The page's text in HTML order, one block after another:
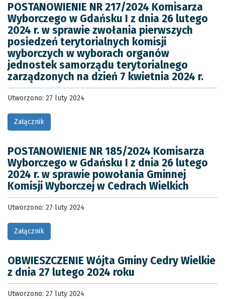
POSTANOWIENIE NR 217/2024 Komisarza
Wyborczego w Gdańsku I z dnia 26 lutego
2024 r. w sprawie zwołania pierwszych
posiedzeń terytorialnych komisji
wyborczych w wyborach organów
jednostek samorządu terytorialnego
zarządzonych na dzień 7 kwietnia 2024 r.
Utworzono: 27 luty 2024
Załącznik
POSTANOWIENIE NR 185/2024 Komisarza
Wyborczego w Gdańsku I z dnia 26 lutego
2024 r. w sprawie powołania Gminnej
Komisji Wyborczej w Cedrach Wielkich
Utworzono: 27 luty 2024
Załącznik
OBWIESZCZENIE Wójta Gminy Cedry Wielkie
z dnia 27 lutego 2024 roku
Utworzono: 27 luty 2024